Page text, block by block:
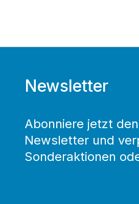
Newsletter
Abonniere jetzt
Newsletter und
Sonderaktionen